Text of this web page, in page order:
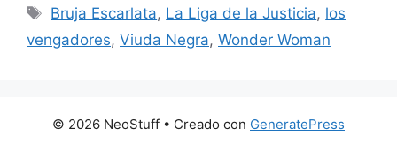
Etiquetas
Bruja Escarlata, La Liga de la Justicia, los
vengadores, Viuda Negra, Wonder Woman
© 2026 NeoStuff • Creado con GeneratePress